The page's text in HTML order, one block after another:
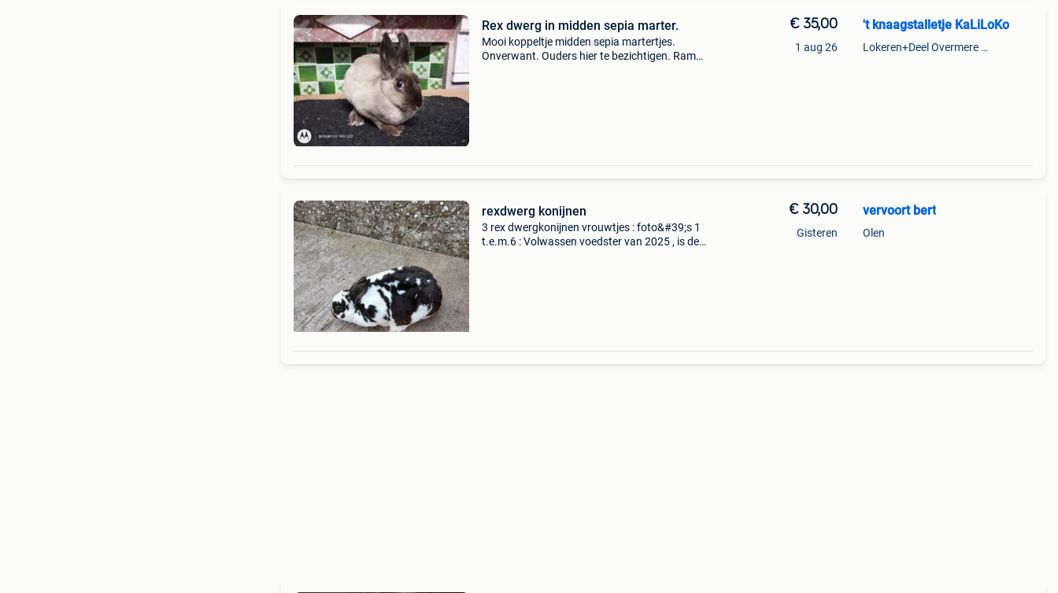
Rex dwerg in midden sepia marter.
Mooi koppeltje midden sepia martertjes.
Onverwant. Ouders hier te bezichtigen. Ram
€ 35,00
1 aug 26
't knaagstalletje KaLiLoKo
Lokeren+Deel Overmere En Zele
rexdwerg konijnen
3 rex dwergkonijnen vrouwtjes : foto&#39;s 1
t.e.m.6 : Volwassen voedster van 2025 , is de
€ 30,00
Gisteren
vervoort bert
Olen